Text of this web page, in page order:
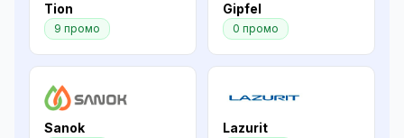
Tion
9 промо
Gipfel
0 промо
Sanok Lazurit